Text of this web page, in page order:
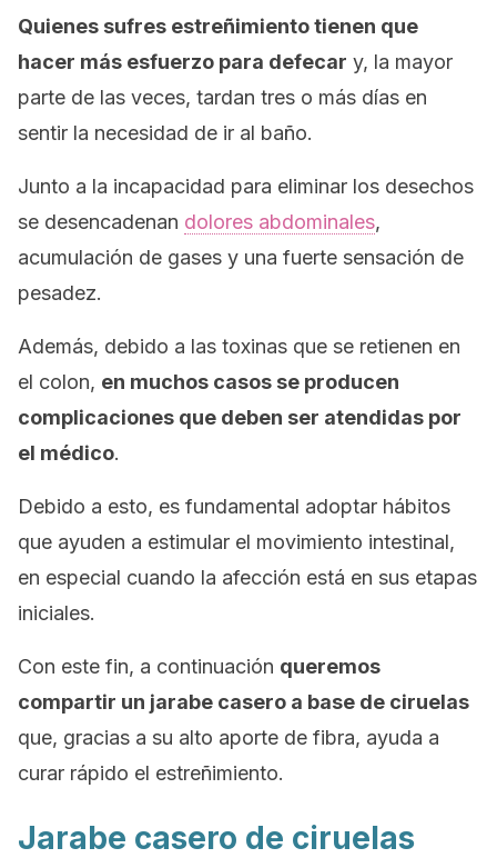
Quienes sufres estreñimiento tienen que
hacer más esfuerzo para defecar y, la mayor
parte de las veces, tardan tres o más días en
sentir la necesidad de ir al baño.
Junto a la incapacidad para eliminar los desechos
se desencadenan dolores abdominales,
acumulación de gases y una fuerte sensación de
pesadez.
Además, debido a las toxinas que se retienen en
el colon, en muchos casos se producen
complicaciones que deben ser atendidas por
el médico.
Debido a esto, es fundamental adoptar hábitos
que ayuden a estimular el movimiento intestinal,
en especial cuando la afección está en sus etapas
iniciales.
Con este fin, a continuación queremos
compartir un jarabe casero a base de ciruelas
que, gracias a su alto aporte de fibra, ayuda a
curar rápido el estreñimiento.
Jarabe casero de ciruelas